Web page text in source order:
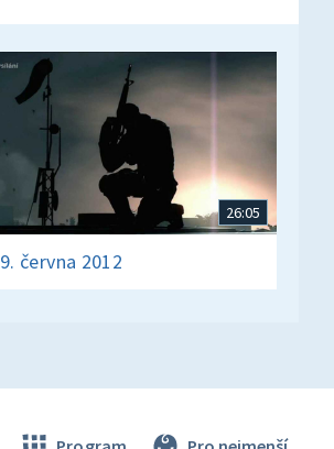
26:05
9. června 2012